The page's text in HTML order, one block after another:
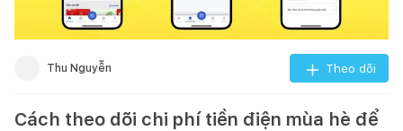
Thu Nguyễn Theo dõi
Cách theo dõi chi phí tiền điện mùa hè để